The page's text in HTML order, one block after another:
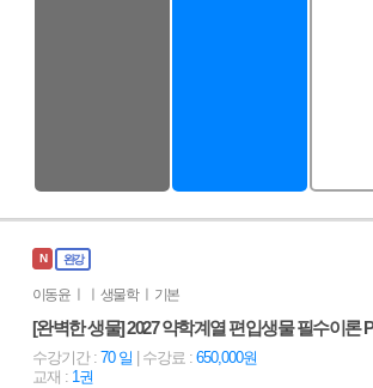
N 완강
이동윤 ㅣ ㅣ 생물학 ㅣ 기본
[완벽한 생물] 2027 약학계열 편입생물 필수이론
수강기간 : 70 일 | 수강료 : 650,000원
교재 : 1권